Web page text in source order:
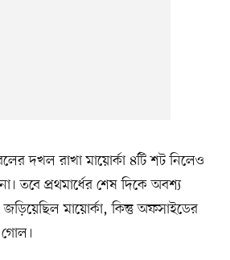
দখল রাখা মায়োর্কা ৪টি শট নিলেও
তবে প্রথমার্ধের শেষ দিকে অবশ্য
মায়োর্কা, কিন্তু অফসাইডের